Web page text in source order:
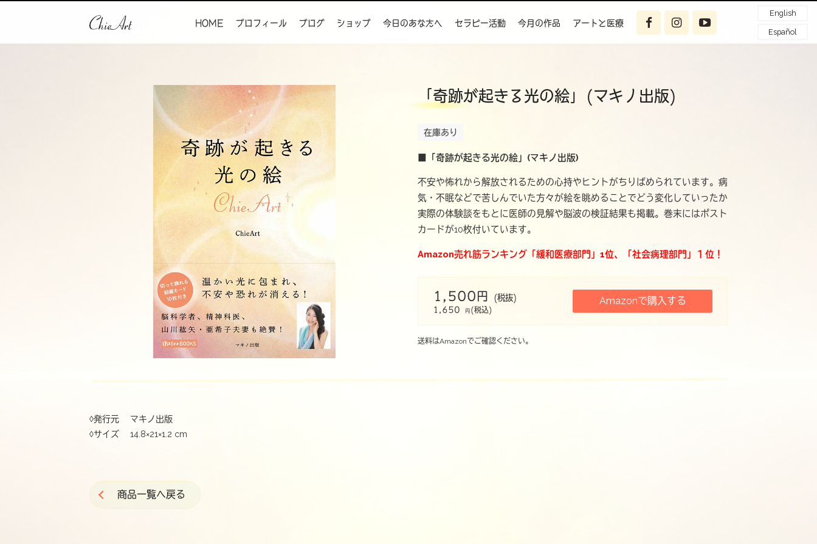
HOME プロフィール ブログ ショップ 今日のあなたへ セラピー活動 今月の作品 アートと医療
English
Español
「奇跡が起きる光の絵」(マキノ出版)
在庫あり
■「奇跡が起きる光の絵」 (マキノ出版)
不安や怖れから解放されるための心持やヒントがちりばめられています。病
気・不眠などで苦しんでいた方々が絵を眺めることでどう変化していったか
実際の体験談をもとに医師の見解や脳波の検証結果も掲載。巻末にはポスト
カードが10枚付いています。
Amazon売れ筋ランキング「緩和医療部門」1位、「社会病理部門」１位！
1,500円 (税抜)
1,650 円(税込)
Amazonで購入する
送料はAmazonでご確認ください。
◊発行元 マキノ出版
◊サイズ 14.8×21×1.2 cm
商品一覧へ戻る